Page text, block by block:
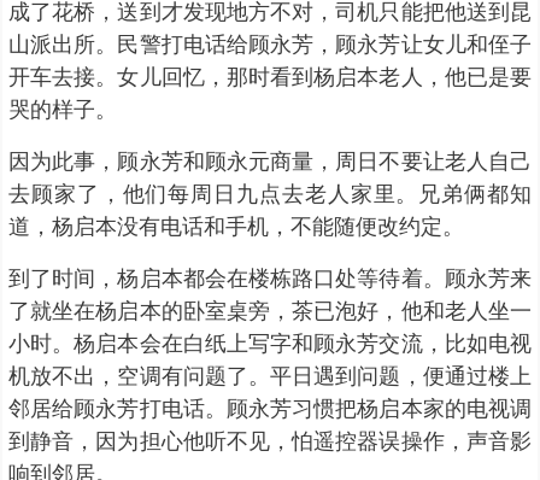
成了花桥，送到才发现地方不对，司机只能把他送到昆
山派出所。民警打电话给顾永芳，顾永芳让女儿和侄子
开车去接。女儿回忆，那时看到杨启本老人，他已是要
哭的样子。
因为此事，顾永芳和顾永元商量，周日不要让老人自己
去顾家了，他们每周日九点去老人家里。兄弟俩都知
道，杨启本没有电话和手机，不能随便改约定。
到了时间，杨启本都会在楼栋路口处等待着。顾永芳来
了就坐在杨启本的卧室桌旁，茶已泡好，他和老人坐一
小时。杨启本会在白纸上写字和顾永芳交流，比如电视
机放不出，空调有问题了。平日遇到问题，便通过楼上
邻居给顾永芳打电话。顾永芳习惯把杨启本家的电视调
到静音，因为担心他听不见，怕遥控器误操作，声音影
响到邻居。